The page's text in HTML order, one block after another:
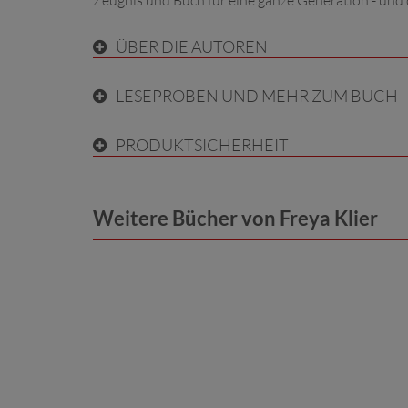
ÜBER DIE AUTOREN
LESEPROBEN UND MEHR ZUM BUCH
PRODUKTSICHERHEIT
Weitere Bücher von Freya Klier